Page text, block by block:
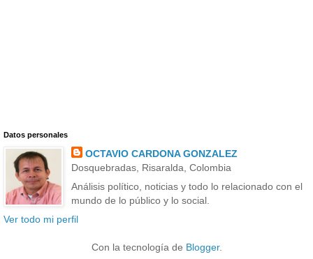
Datos personales
OCTAVIO CARDONA GONZALEZ
Dosquebradas, Risaralda, Colombia
Análisis político, noticias y todo lo relacionado con el
mundo de lo público y lo social.
Ver todo mi perfil
Con la tecnología de Blogger.